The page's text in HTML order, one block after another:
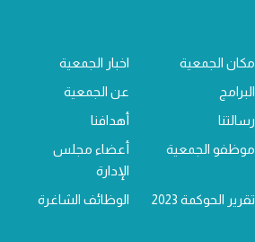
مكان الجمعية
اخبار الجمعية
البرامج
عن الجمعية
رسالتنا
أهدافنا
موظفو الجمعية
أعضاء مجلس
الإدارة
تقرير الحوكمة 2023 الوظائف الشاغرة